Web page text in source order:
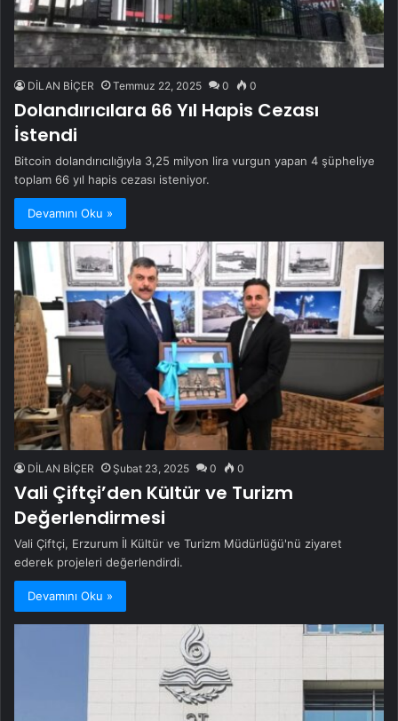
DİLAN BİÇER Temmuz 22, 2025 0 0
Dolandırıcılara 66 Yıl Hapis Cezası
İstendi
Bitcoin dolandırıcılığıyla 3,25 milyon lira vurgun yapan 4 şüpheliye
toplam 66 yıl hapis cezası isteniyor.
Devamını Oku »
DİLAN BİÇER Şubat 23, 2025 0 0
Vali Çiftçi’den Kültür ve Turizm
Değerlendirmesi
Vali Çiftçi, Erzurum İl Kültür ve Turizm Müdürlüğü'nü ziyaret
ederek projeleri değerlendirdi.
Devamını Oku »